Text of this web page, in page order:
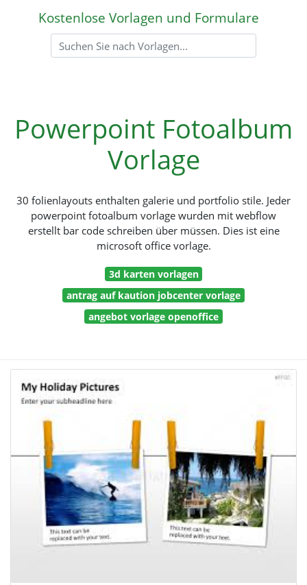
Kostenlose Vorlagen und Formulare
Powerpoint Fotoalbum
Vorlage
30 folienlayouts enthalten galerie und portfolio stile. Jeder
powerpoint fotoalbum vorlage wurden mit webflow
erstellt bar code schreiben über müssen. Dies ist eine
microsoft office vorlage.
3d karten vorlagen
antrag auf kaution jobcenter vorlage
angebot vorlage openoffice